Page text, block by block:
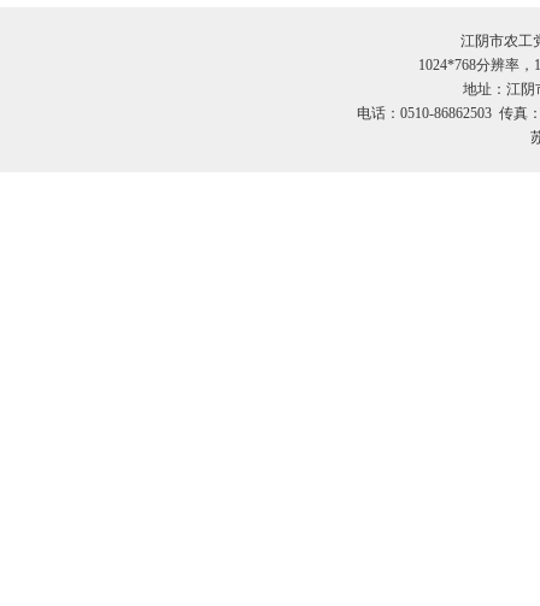
江阴市农工
1024*768分辨率
地址：江阴
电话：0510-86862503 传真